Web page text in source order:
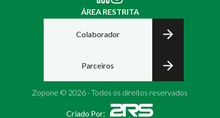
ÁREA RESTRITA
Colaborador
Parceiros
Zopone © 2026 - Todos os direitos reservados
Criado Por: